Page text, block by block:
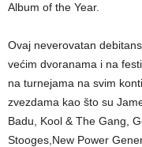
Album of the Year.
Ovaj neverovatan
većim dvoranama i na
na turnejama na svim
zvezdama kao što su
Badu, Kool & The Gang,
Stooges,New Power